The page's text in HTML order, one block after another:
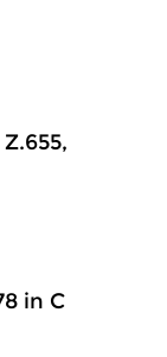
in C